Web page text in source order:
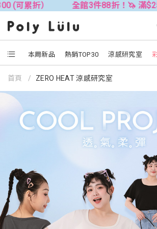
全館3件88折！🦄 滿$2500折$300 (
本周新品 熱銷TOP30 涼感研究室
首頁 ZERO HEAT 涼感研究室